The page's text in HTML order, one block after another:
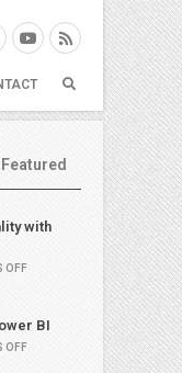
Featured
with
OFF
BI
OFF